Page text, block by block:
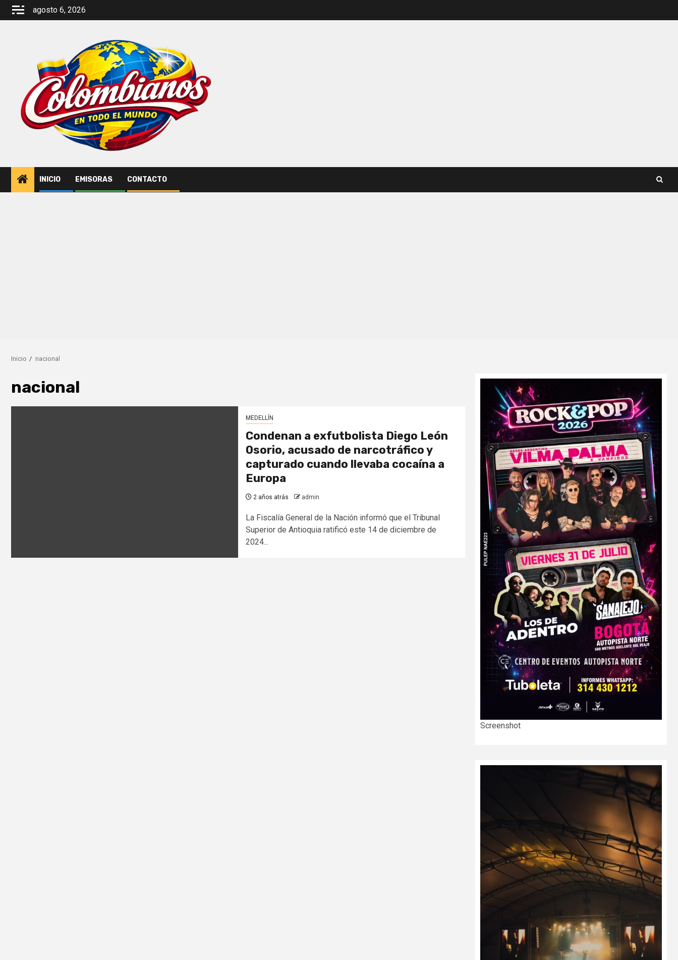
Saltar
agosto 6, 2026
INICIO EMISORAS CONTACTO
Inicio nacional
nacional
MEDELLÍN
Condenan a exfutbolista Diego León
Osorio, acusado de narcotráfico y
capturado cuando llevaba cocaína a
Europa
2 años atrás admin
La Fiscalía General de la Nación informó que el Tribunal
Superior de Antioquia ratificó este 14 de diciembre de
2024...
Screenshot